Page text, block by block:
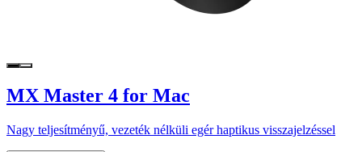
MX Master 4 for Mac
Nagy teljesítményű, vezeték nélküli egér haptikus visszajelzéssel